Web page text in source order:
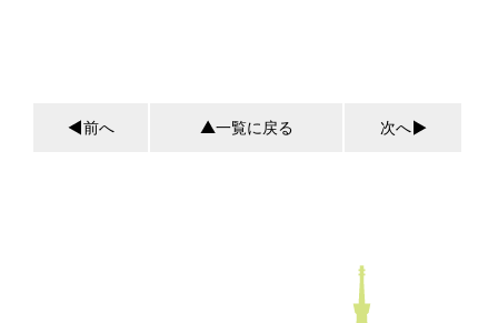
前へ 一覧に戻る 次へ